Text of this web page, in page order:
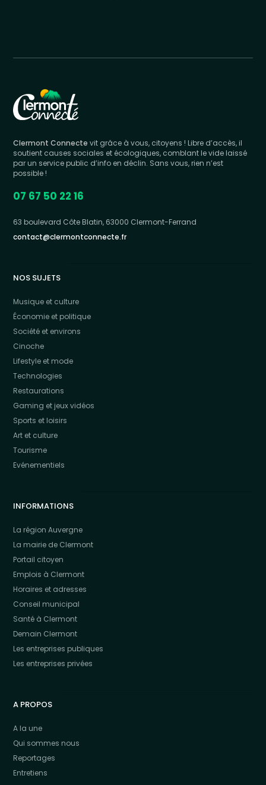
Clermont Connecte vit grâce à vous, citoyens ! Libre d’accès, il
soutient causes sociales et écologiques, comblant le vide laissé
par un service public d’info en déclin. Sans vous, rien n’est
possible !
07 67 50 22 16
63 boulevard Côte Blatin, 63000 Clermont-Ferrand
contact@clermontconnecte.fr
NOS SUJETS
Musique et culture
Économie et politique
Société et environs
Cinoche
Lifestyle et mode
Technologies
Restaurations
Gaming et jeux vidéos
Sports et loisirs
Art et culture
Tourisme
Evénementiels
INFORMATIONS
La région Auvergne
La mairie de Clermont
Portail citoyen
Emplois à Clermont
Horaires et adresses
Conseil municipal
Santé à Clermont
Demain Clermont
Les entreprises publiques
Les entreprises privées
A PROPOS
A la une
Qui sommes nous
Reportages
Entretiens